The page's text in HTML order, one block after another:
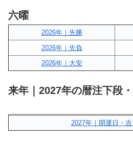
六曜
2026年｜先勝
2026年｜先負
2026年｜大安
来年｜2027年の暦注下段
2027年｜開運日・